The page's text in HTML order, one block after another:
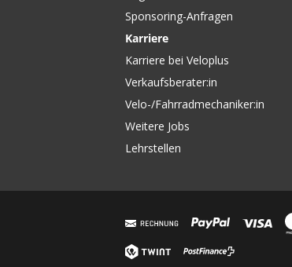
Sponsoring-Anfragen
Karriere
Karriere bei Veloplus
Verkaufsberater:in
Velo-/Fahrradmechaniker:in
Weitere Jobs
Lehrstellen